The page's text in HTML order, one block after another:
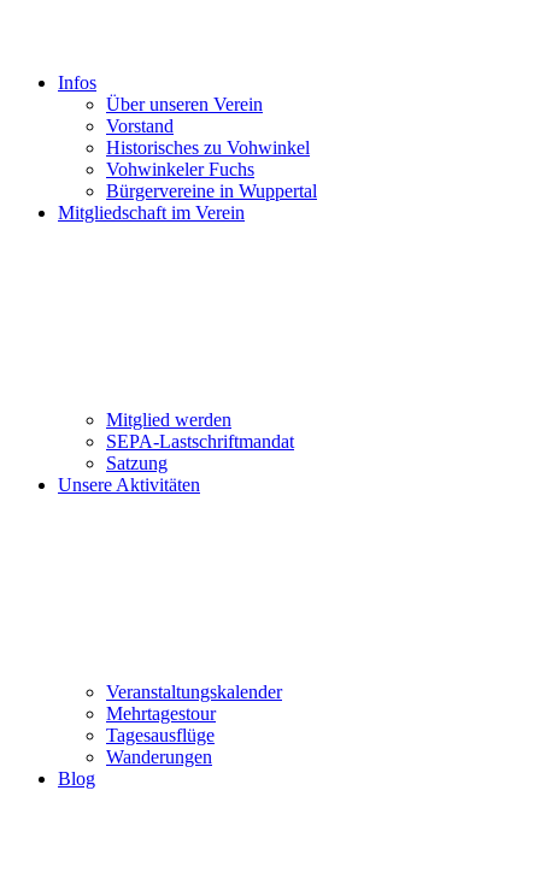
Infos
Über unseren Verein
Vorstand
Historisches zu Vohwinkel
Vohwinkeler Fuchs
Bürgervereine in Wuppertal
Mitgliedschaft im Verein
Mitglied werden
SEPA-Lastschriftmandat
Satzung
Unsere Aktivitäten
Veranstaltungskalender
Mehrtagestour
Tagesausflüge
Wanderungen
Blog